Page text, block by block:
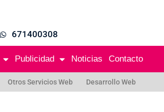
671400308
Publicidad Noticias Contacto
Otros Servicios Web Desarrollo Web